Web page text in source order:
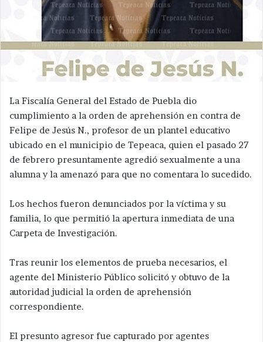
La Fiscalía General del Estado de Puebla dio
cumplimiento a la orden de aprehensión en contra de
Felipe de Jesús N., profesor de un plantel educativo
ubicado en el municipio de Tepeaca, quien el pasado 27
de febrero presuntamente agredió sexualmente a una
alumna y la amenazó para que no comentara lo sucedido.
Los hechos fueron denunciados por la víctima y su
familia, lo que permitió la apertura inmediata de una
Carpeta de Investigación.
Tras reunir los elementos de prueba necesarios, el
agente del Ministerio Público solicitó y obtuvo de la
autoridad judicial la orden de aprehensión
correspondiente.
El presunto agresor fue capturado por agentes